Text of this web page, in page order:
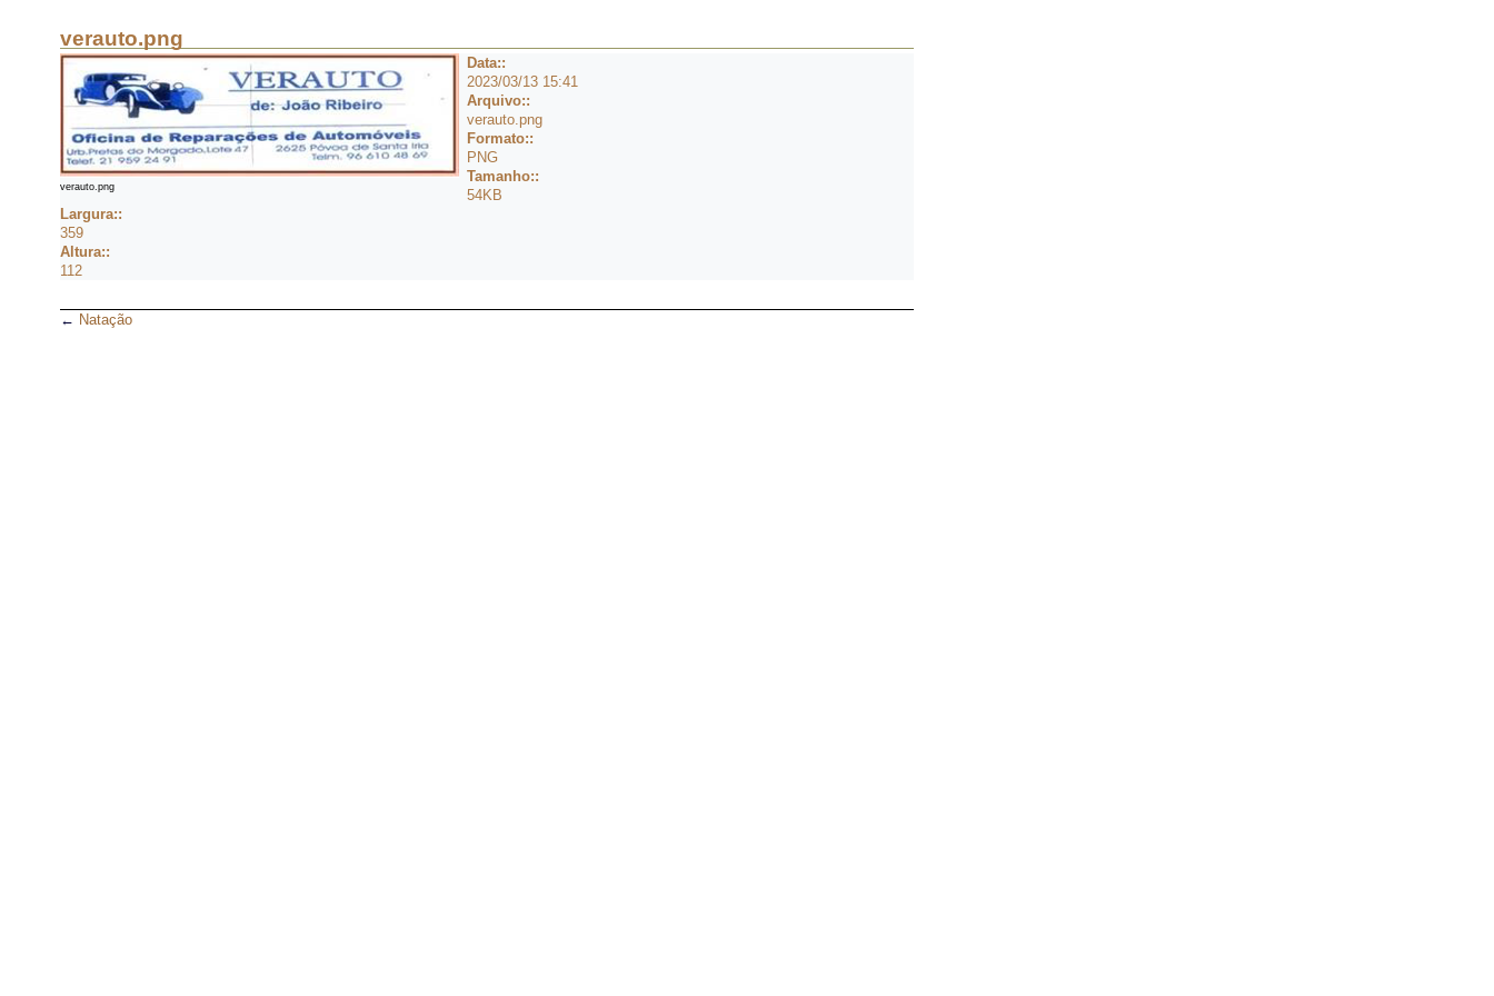
verauto.png
verauto.png
Data::
2023/03/13 15:41
Arquivo::
verauto.png
Formato::
PNG
Tamanho::
54KB
Largura::
359
Altura::
112
← Natação